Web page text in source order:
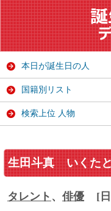
生田斗真 いくた
タレント 、 俳優
[
本日が誕生日の人
国籍別リスト
検索上位 人物